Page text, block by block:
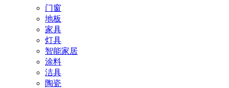
门窗
地板
家具
灯具
智能家居
涂料
洁具
陶瓷